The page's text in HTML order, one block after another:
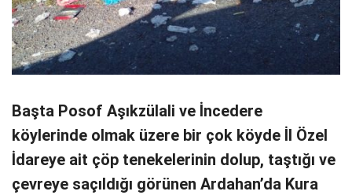
Başta Posof Aşıkzülali ve İncedere
köylerinde olmak üzere bir çok köyde İl Özel
İdareye ait çöp tenekelerinin dolup, taştığı ve
çevreye saçıldığı görünen Ardahan’da Kura